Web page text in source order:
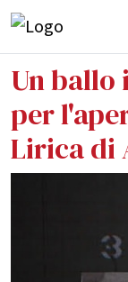
Un ballo
per
Lirica di